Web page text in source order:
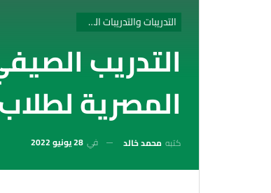
التدريبات والتدريبات الصيفية
التدريب
المصرية لطلاب
كتبه محمد خالد في 28 يونيو 2022